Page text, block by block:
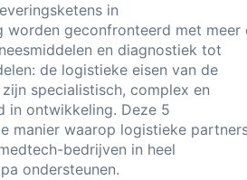
in
worden geconfronteerd met meer
en diagnostiek tot
de logistieke eisen van de
specialistisch, complex en
in ontwikkeling. Deze5
manier waarop logistieke
bedrijven in heel
ondersteunen.